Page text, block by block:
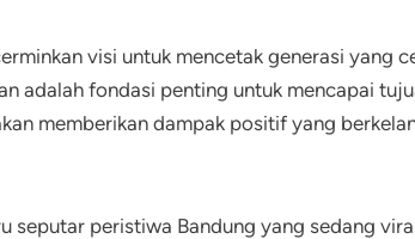
visi untuk mencetak generasi yang
adalah fondasi penting untuk mencapai
memberikan dampak positif yang
seputar peristiwa Bandung yang sedang